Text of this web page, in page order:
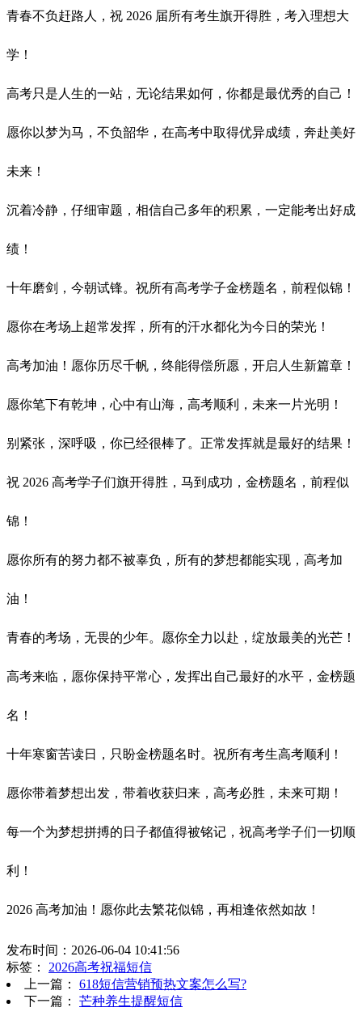
青春不负赶路人，祝 2026 届所有考生旗开得胜，考入理想大
学！
高考只是人生的一站，无论结果如何，你都是最优秀的自己！
愿你以梦为马，不负韶华，在高考中取得优异成绩，奔赴美好
未来！
沉着冷静，仔细审题，相信自己多年的积累，一定能考出好成
绩！
十年磨剑，今朝试锋。祝所有高考学子金榜题名，前程似锦！
愿你在考场上超常发挥，所有的汗水都化为今日的荣光！
高考加油！愿你历尽千帆，终能得偿所愿，开启人生新篇章！
愿你笔下有乾坤，心中有山海，高考顺利，未来一片光明！
别紧张，深呼吸，你已经很棒了。正常发挥就是最好的结果！
祝 2026 高考学子们旗开得胜，马到成功，金榜题名，前程似
锦！
愿你所有的努力都不被辜负，所有的梦想都能实现，高考加
油！
青春的考场，无畏的少年。愿你全力以赴，绽放最美的光芒！
高考来临，愿你保持平常心，发挥出自己最好的水平，金榜题
名！
十年寒窗苦读日，只盼金榜题名时。祝所有考生高考顺利！
愿你带着梦想出发，带着收获归来，高考必胜，未来可期！
每一个为梦想拼搏的日子都值得被铭记，祝高考学子们一切顺
利！
2026 高考加油！愿你此去繁花似锦，再相逢依然如故！
发布时间：2026-06-04 10:41:56
标签： 2026高考祝福短信
上一篇： 618短信营销预热文案怎么写?
下一篇： 芒种养生提醒短信